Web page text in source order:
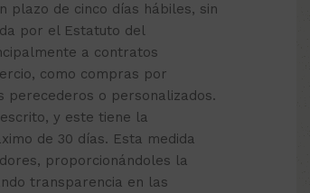
plazo de cinco días hábiles, sin
por el Estatuto del
a contratos
como compras por
perecederos o personalizados.
y este tiene la
de 30 días. Esta medida
proporcionándoles la
transparencia en las